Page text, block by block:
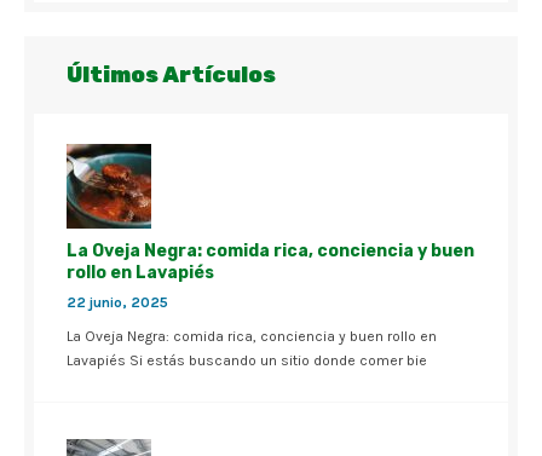
Últimos Artículos
La Oveja Negra: comida rica, conciencia y buen
rollo en Lavapiés
22 junio, 2025
La Oveja Negra: comida rica, conciencia y buen rollo en
Lavapiés Si estás buscando un sitio donde comer bie